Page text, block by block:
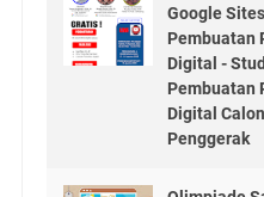
Google
Pembuatan
Digital -
Pembuatan
Digital
Penggerak